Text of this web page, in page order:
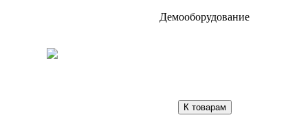
Демооборудование
К товарам